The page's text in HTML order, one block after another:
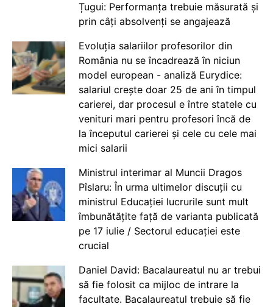
Țugui: Performanța trebuie măsurată și
prin câți absolvenți se angajează
Evoluția salariilor profesorilor din
România nu se încadrează în niciun
model european - analiză Eurydice:
salariul crește doar 25 de ani în timpul
carierei, dar procesul e între statele cu
venituri mari pentru profesori încă de
la începutul carierei și cele cu cele mai
mici salarii
Ministrul interimar al Muncii Dragos
Pîslaru: În urma ultimelor discuții cu
ministrul Educației lucrurile sunt mult
îmbunătățite față de varianta publicată
pe 17 iulie / Sectorul educației este
crucial
Daniel David: Bacalaureatul nu ar trebui
să fie folosit ca mijloc de intrare la
facultate. Bacalaureatul trebuie să fie